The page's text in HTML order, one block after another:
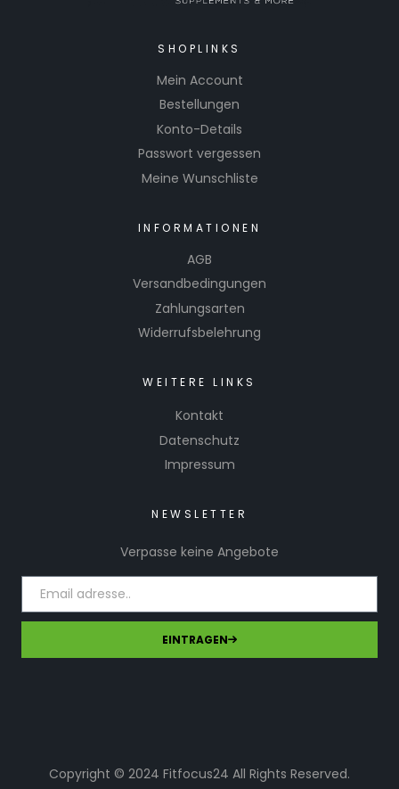
SHOPLINKS
Mein Account
Bestellungen
Konto-Details
Passwort vergessen
Meine Wunschliste
INFORMATIONEN
AGB
Versandbedingungen
Zahlungsarten
Widerrufsbelehrung
WEITERE LINKS
Kontakt
Datenschutz
Impressum
NEWSLETTER
Verpasse keine Angebote
EINTRAGEN
Copyright © 2024 Fitfocus24 All Rights Reserved.